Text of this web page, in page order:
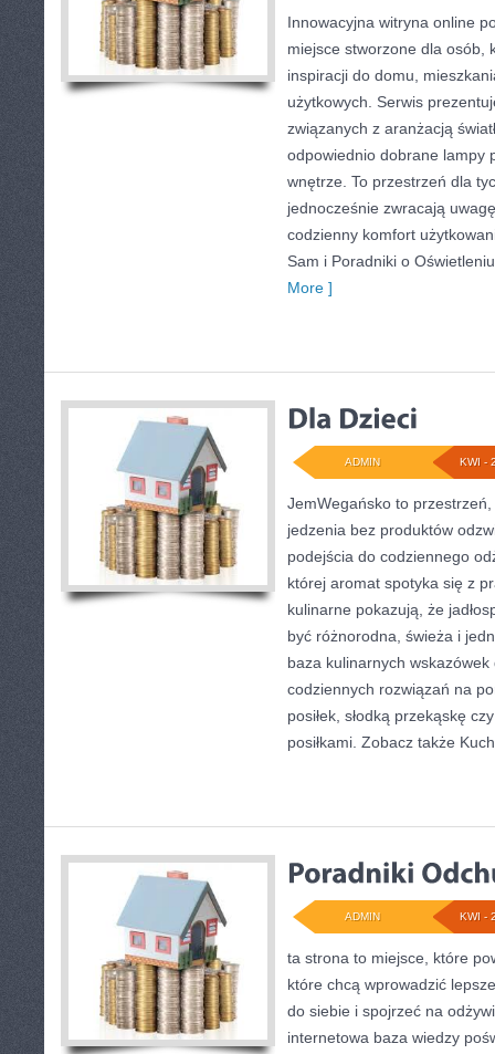
Innowacyjna witryna online
miejsce stworzone dla osób,
inspiracji do domu,
użytkowych. Serwis
związanych z aranżacją
odpowiednio dobrane lampy
wnętrze. To przestrzeń dla
jednocześnie zwracają
codzienny komfort
Sam i Poradniki o
More ]
KWI -
ADMIN
JemWegańsko to
jedzenia bez produktów
podejścia do codziennego
której aromat spotyka się z
kulinarne pokazują, że
być różnorodna, świeża i
baza kulinarnych
codziennych rozwiązań na
posiłek, słodką przekąskę
posiłkami. Zobacz także
KWI -
ADMIN
ta strona to miejsce, które
które chcą wprowadzić
do siebie i spojrzeć na
internetowa baza wiedzy